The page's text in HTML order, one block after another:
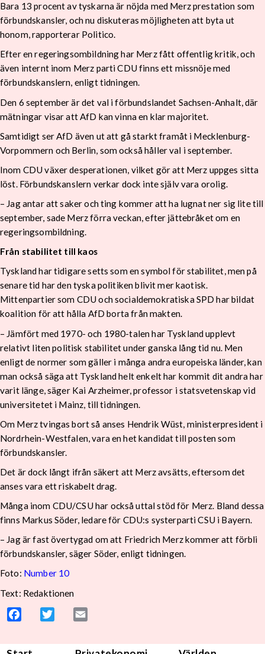
Bara 13 procent av tyskarna är nöjda med Merz prestation som
förbundskansler, och nu diskuteras möjligheten att byta ut
honom, rapporterar Politico.
Efter en regeringsombildning har Merz fått offentlig kritik, och
även internt inom Merz parti CDU finns ett missnöje med
förbundskanslern, enligt tidningen.
Den 6 september är det val i förbundslandet Sachsen-Anhalt, där
mätningar visar att AfD kan vinna en klar majoritet.
Samtidigt ser AfD även ut att gå starkt framåt i Mecklenburg-
Vorpommern och Berlin, som också håller val i september.
Inom CDU växer desperationen, vilket gör att Merz uppges sitta
löst. Förbundskanslern verkar dock inte själv vara orolig.
– Jag antar att saker och ting kommer att ha lugnat ner sig lite till
september, sade Merz förra veckan, efter jättebråket om en
regeringsombildning.
Från stabilitet till kaos
Tyskland har tidigare setts som en symbol för stabilitet, men på
senare tid har den tyska politiken blivit mer kaotisk.
Mittenpartier som CDU och socialdemokratiska SPD har bildat
koalition för att hålla AfD borta från makten.
– Jämfört med 1970- och 1980-talen har Tyskland upplevt
relativt liten politisk stabilitet under ganska lång tid nu. Men
enligt de normer som gäller i många andra europeiska länder, kan
man också säga att Tyskland helt enkelt har kommit dit andra har
varit länge, säger Kai Arzheimer, professor i statsvetenskap vid
universitetet i Mainz, till tidningen.
Om Merz tvingas bort så anses Hendrik Wüst, ministerpresident i
Nordrhein-Westfalen, vara en het kandidat till posten som
förbundskansler.
Det är dock långt ifrån säkert att Merz avsätts, eftersom det
anses vara ett riskabelt drag.
Många inom CDU/CSU har också uttal stöd för Merz. Bland dessa
finns Markus Söder, ledare för CDU:s systerparti CSU i Bayern.
– Jag är fast övertygad om att Friedrich Merz kommer att förbli
förbundskansler, säger Söder, enligt tidningen.
Foto: Number 10
Text: Redaktionen
Facebook Twitter